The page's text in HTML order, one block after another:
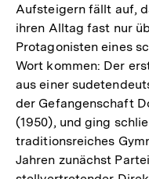
Aufsteigern fällt auf,
ihren Alltag fast nur
Protagonisten eines
Wort kommen: Der
aus einer
der Gefangenschaft
(1950), und ging
traditionsreiches
Jahren zunächst